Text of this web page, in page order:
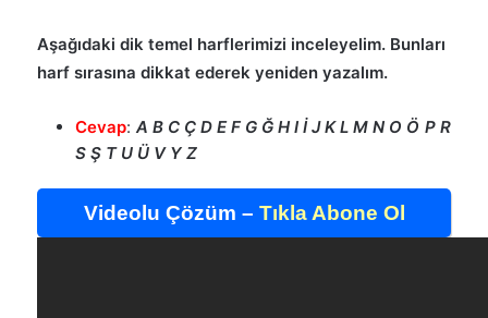
Aşağıdaki dik temel harflerimizi inceleyelim. Bunları
harf sırasına dikkat ederek yeniden yazalım.
Cevap: A B C Ç D E F G Ğ H I İ J K L M N O Ö P R
S Ş T U Ü V Y Z
Videolu Çözüm – Tıkla Abone Ol